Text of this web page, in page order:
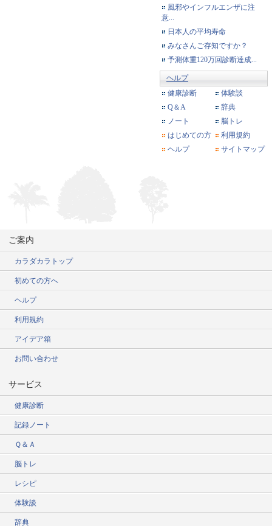
風邪やインフルエンザに注
意...
日本人の平均寿命
みなさんご存知ですか？
予測体重120万回診断達成...
ヘルプ
健康診断
体験談
Q＆A
辞典
ノート
脳トレ
はじめての方
利用規約
ヘルプ
サイトマップ
ご案内
カラダカラトップ
初めての方へ
ヘルプ
利用規約
アイデア箱
お問い合わせ
サービス
健康診断
記録ノート
Ｑ＆Ａ
脳トレ
レシピ
体験談
辞典